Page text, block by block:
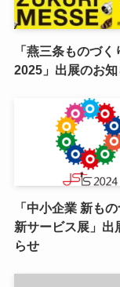
「燕三条ものづく
2025」出展のお
「中小企業 新も
新サービス展」出
らせ